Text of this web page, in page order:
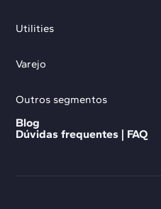
Utilities
Varejo
Outros segmentos
Blog
Dúvidas frequentes | FAQ